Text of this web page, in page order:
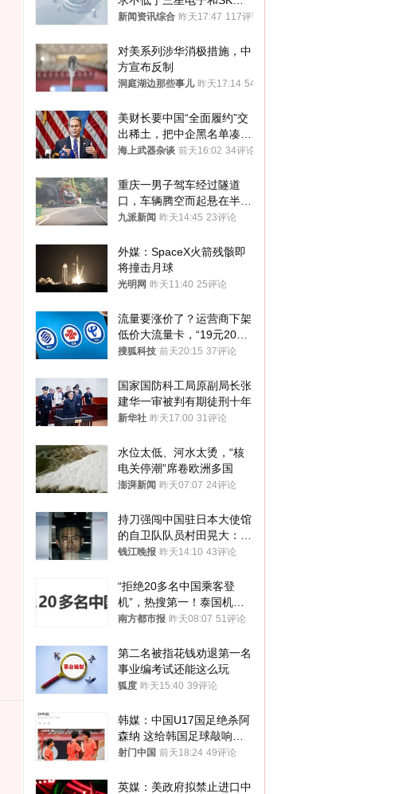
力士
新闻资讯综合 昨天17:47 117评论
对美系列涉华消极措施，中
方宣布反制
洞庭湖边那些事儿 昨天17:14 54评论
美财长要中国“全面履约”交
出稀土，把中企黑名单凑到
187家，中方做最坏打算
海上武器杂谈 前天16:02 34评论
重庆一男子驾车经过隧道
口，车辆腾空而起悬在半
空，消防： 2人已送医，正
九派新闻 昨天14:45 23评论
外媒：SpaceX火箭残骸即
将撞击月球
光明网 昨天11:40 25评论
流量要涨价了？运营商下架
低价大流量卡，“19元200
G”成为历史
搜狐科技 前天20:15 37评论
国家国防科工局原副局长张
建华一审被判有期徒刑十年
新华社 昨天17:00 31评论
水位太低、河水太烫，“核
电关停潮”席卷欧洲多国
澎湃新闻 昨天07:07 24评论
持刀强闯中国驻日本大使馆
的自卫队队员村田晃大：对
自己的行为深感后悔；曾申
钱江晚报 昨天14:10 43评论
“拒绝20多名中国乘客登
机”，热搜第一！泰国机场
方道歉
南方都市报 昨天08:07 51评论
第二名被指花钱劝退第一名
事业编考试还能这么玩
狐度 昨天15:40 39评论
韩媒：中国U17国足绝杀阿
森纳 这给韩国足球敲响了
警钟
射门中国 前天18:24 49评论
英媒：美政府拟禁止进口中